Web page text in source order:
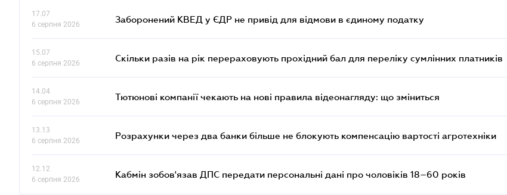
17.07
6 серпня 2026
Заборонений КВЕД у ЄДР не привід для відмови в єдиному податку
15.07
6 серпня 2026
Скільки разів на рік перераховують прохідний бал для переліку сумлінних платників
14.04
6 серпня 2026
Тютюнові компанії чекають на нові правила відеонагляду: що зміниться
13.13
6 серпня 2026
Розрахунки через два банки більше не блокують компенсацію вартості агротехніки
12.12
6 серпня 2026
Кабмін зобов'язав ДПС передати персональні дані про чоловіків 18–60 років